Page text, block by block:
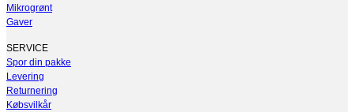
Mikrogrønt
Gaver
SERVICE
Spor din pakke
Levering
Returnering
Købsvilkår